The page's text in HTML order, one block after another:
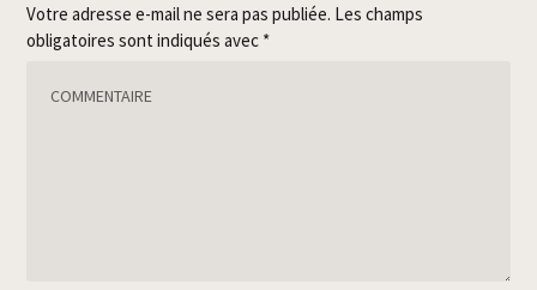
Votre adresse e-mail ne sera pas publiée. Les champs
obligatoires sont indiqués avec *